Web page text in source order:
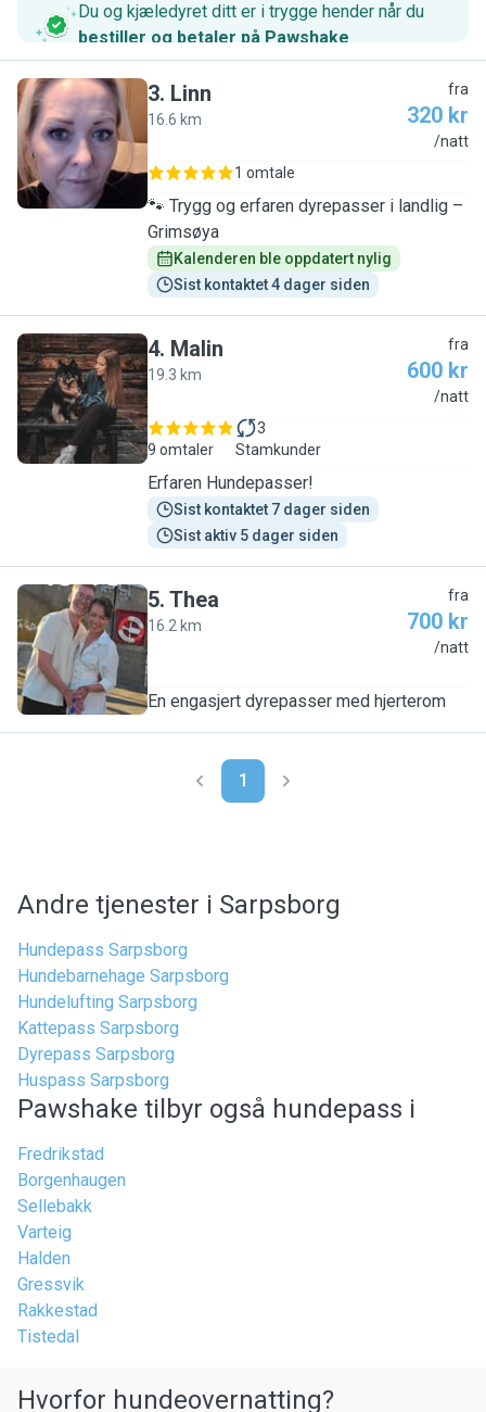
Du og kjæledyret ditt er i trygge hender når du
bestiller og betaler på Pawshake.
L
3. Linn
16.6 km
fra
320 kr
/natt
1 omtale
🐾 Trygg og erfaren dyrepasser i landlig –
Grimsøya
Kalenderen ble oppdatert nylig
Sist kontaktet 4 dager siden
M
4. Malin
19.3 km
fra
600 kr
/natt
9 omtaler
3
Stamkunder
Erfaren Hundepasser!
Sist kontaktet 7 dager siden
Sist aktiv 5 dager siden
T
5. Thea
16.2 km
fra
700 kr
/natt
En engasjert dyrepasser med hjerterom
1
Andre tjenester i Sarpsborg
Hundepass Sarpsborg
Hundebarnehage Sarpsborg
Hundelufting Sarpsborg
Kattepass Sarpsborg
Dyrepass Sarpsborg
Huspass Sarpsborg
Pawshake tilbyr også hundepass i
Fredrikstad
Borgenhaugen
Sellebakk
Varteig
Halden
Gressvik
Rakkestad
Tistedal
Hvorfor hundeovernatting?